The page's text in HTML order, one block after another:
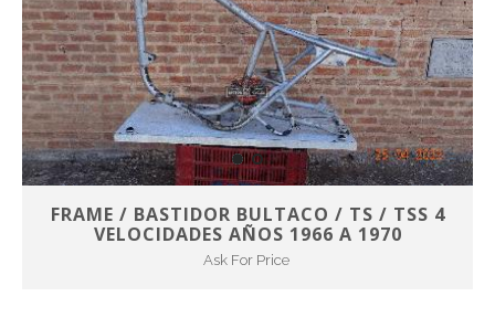
FRAME / BASTIDOR BULTACO / TS / TSS 4
VELOCIDADES AÑOS 1966 A 1970
Ask For Price